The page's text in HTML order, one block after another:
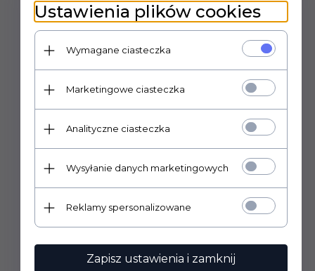
POLECAMY
Ustawienia plików cookies
Wymagane ciasteczka
Marketingowe ciasteczka
Analityczne ciasteczka
Wysyłanie danych marketingowych
Reklamy spersonalizowane
Zapisz ustawienia i zamknij